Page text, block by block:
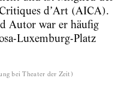
d’Art (AICA).
Autor war er häufig
Luxemburg-Platz
bei Theater der Zeit )